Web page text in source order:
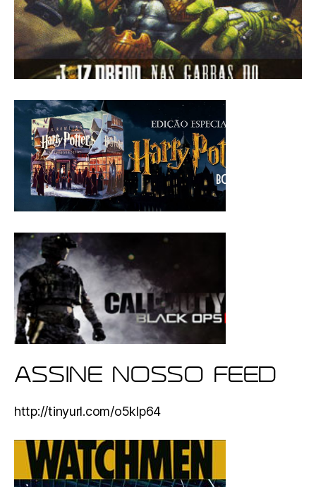
ASSINE NOSSO FEED
http://tinyurl.com/o5klp64